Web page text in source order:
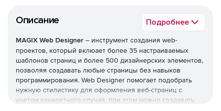
Описание Подробнее
MAGIX Web Designer – инструмент создания web-
проектов, который вклюает более 35 настраиваемых
шаблонов страниц и более 500 дизайнерских элементов,
позволяя создавать любые страницы без навыков
программирования. Web Designer помогает подобрать
нужную стилистику для оформления веб-страниц с
учетом конкретного случая, при этом можно создавать